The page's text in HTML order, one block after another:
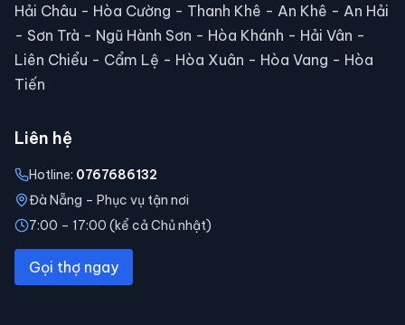
Hải Châu - Hòa Cường - Thanh Khê - An Khê - An Hải
- Sơn Trà - Ngũ Hành Sơn - Hòa Khánh - Hải Vân -
Liên Chiểu - Cẩm Lệ - Hòa Xuân - Hòa Vang - Hòa
Tiến
Liên hệ
Hotline: 0767686132
Đà Nẵng – Phục vụ tận nơi
7:00 – 17:00 (kể cả Chủ nhật)
Gọi thợ ngay